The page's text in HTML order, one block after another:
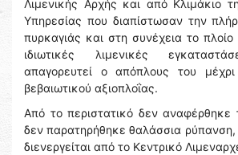
Λιμενικής Αρχής και από Κλιμάκιο
Υπηρεσίας που διαπίστωσαν την
πυρκαγιάς και στη συνέχεια το πλοίο
ιδιωτικές λιμενικές
απαγορευτεί ο απόπλους του
βεβαιωτικού αξιοπλοΐας.
Από το περιστατικό δεν αναφέρθηκε
δεν παρατηρήθηκε θαλάσσια
διενεργείται από το Κεντρικό